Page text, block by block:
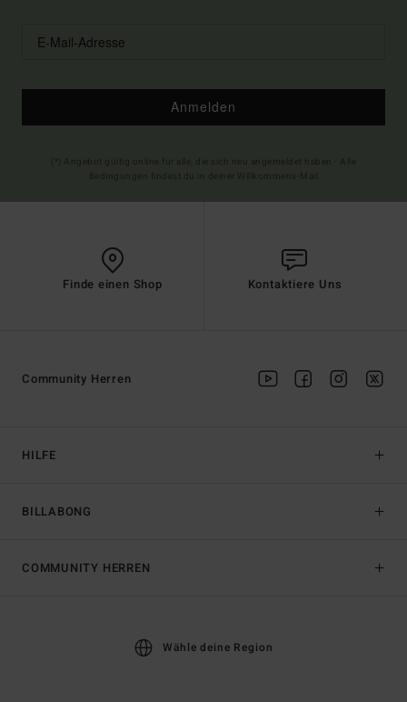
Anmelden
Finde einen Shop Kontaktiere Uns
HILFE
BILLABONG
Community Herren
COMMUNITY HERREN
Wähle deine Region